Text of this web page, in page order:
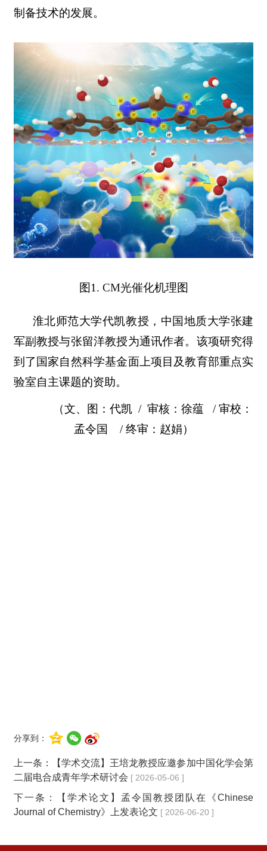
制备技术的发展。
图1. CM光催化机理图
淮北师范大学代凯教授，中国地质大学张建
军副教授与张留洋教授为通讯作者。该项研究得
到了国家自然科学基金面上项目及教育部重点实
验室自主课题的资助。
（文、图：代凯 / 审核：徐蕴 / 审校：
孟令国 / 终审：赵娟）
分享到：
上一条：
【学术交流】王培龙教授应邀参加中国化学会第
二届电合成青年学术研讨会 [ 2026-05-06 ]
下一条：
【学术论文】孟令国教授团队在《Chinese
Journal of Chemistry》上发表论文 [ 2026-06-20 ]